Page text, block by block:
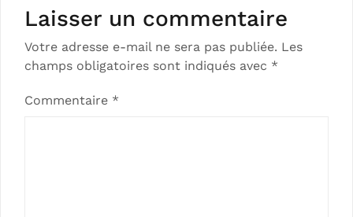
Laisser un commentaire
Votre adresse e-mail ne sera pas publiée. Les
champs obligatoires sont indiqués avec *
Commentaire *